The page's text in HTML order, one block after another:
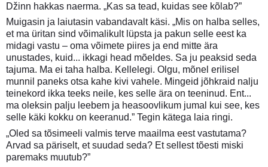
Džinn hakkas naerma. „Kas sa tead, kuidas see kõlab?”
Muigasin ja laiutasin vabandavalt käsi. „Mis on halba selles,
et ma üritan sind võimalikult lüpsta ja pakun selle eest ka
midagi vastu – oma võimete piires ja end mitte ära
unustades, kuid... ikkagi head mõeldes. Sa ju peaksid seda
tajuma. Ma ei taha halba. Kellelegi. Olgu, mõnel erilisel
munnil paneks otsa kahe kivi vahele. Mingeid jõhkraid nalju
teinekord ikka teeks neile, kes selle ära on teeninud. Ent...
ma oleksin palju leebem ja heasoovlikum jumal kui see, kes
selle käki kokku on keeranud.” Tegin kätega laia ringi.
„Oled sa tõsimeeli valmis terve maailma eest vastutama?
Arvad sa päriselt, et suudad seda? Et sellest tõesti miski
paremaks muutub?”